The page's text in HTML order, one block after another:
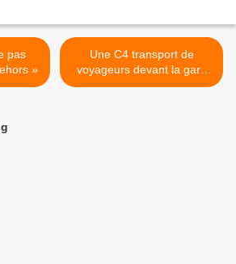
»
Une C4 transport de
voyageurs devant la gare
de Rambouillet, elle attend